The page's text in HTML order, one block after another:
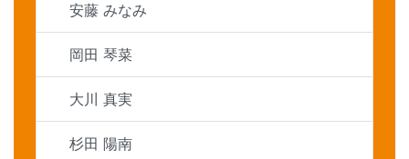
安藤 みなみ
岡田 琴菜
大川 真実
杉田 陽南